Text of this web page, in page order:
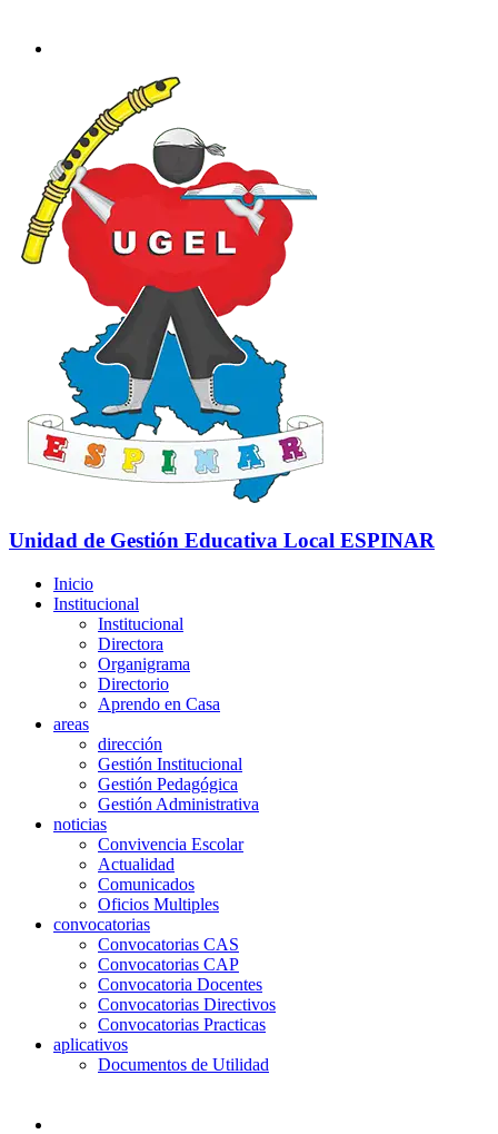
Unidad de Gestión Educativa Local ESPINAR
Inicio
Institucional
Institucional
Directora
Organigrama
Directorio
Aprendo en Casa
areas
dirección
Gestión Institucional
Gestión Pedagógica
Gestión Administrativa
noticias
Convivencia Escolar
Actualidad
Comunicados
Oficios Multiples
convocatorias
Convocatorias CAS
Convocatorias CAP
Convocatoria Docentes
Convocatorias Directivos
Convocatorias Practicas
aplicativos
Documentos de Utilidad